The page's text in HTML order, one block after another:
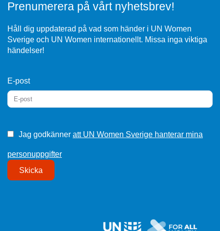
Prenumerera på vårt nyhetsbrev!
Håll dig uppdaterad på vad som händer i UN Women
Sverige och UN Women internationellt. Missa inga viktiga
händelser!
E-post
Jag godkänner att UN Women Sverige hanterar mina
personuppgifter
Skicka